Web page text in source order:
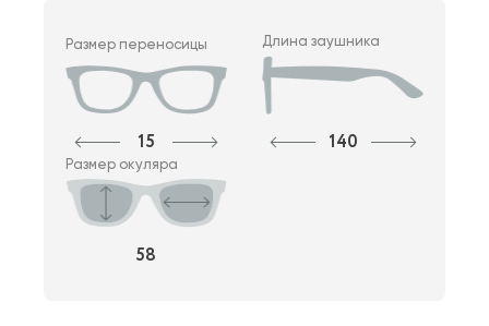
Размер переносицы
15
Длина заушника
140
Размер окуляра
58